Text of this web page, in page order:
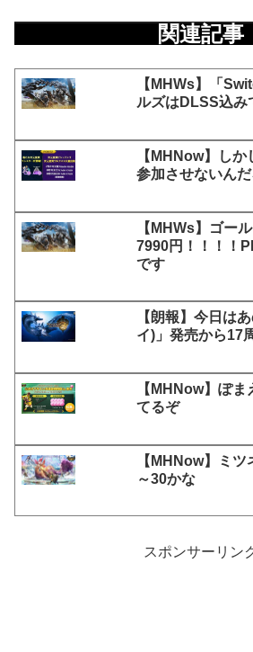
関連記事
【MHWs】「
ルズはDLSS込み
【MHNow】し
参加させないんだ
【MHWs】ゴー
7990円！！！！
です
【朗報】今日は
イ)」発売から17
【MHNow】ぽ
てるぞ
【MHNow】ミ
～30かな
スポンサーリン